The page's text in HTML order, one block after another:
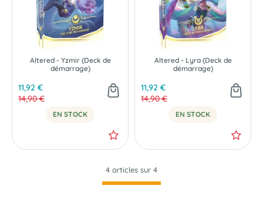
Altered - Yzmir (Deck de
démarrage)
11,92 €
14,90 €
EN STOCK
Altered - Lyra (Deck de
démarrage)
11,92 €
14,90 €
EN STOCK
4 articles sur 4